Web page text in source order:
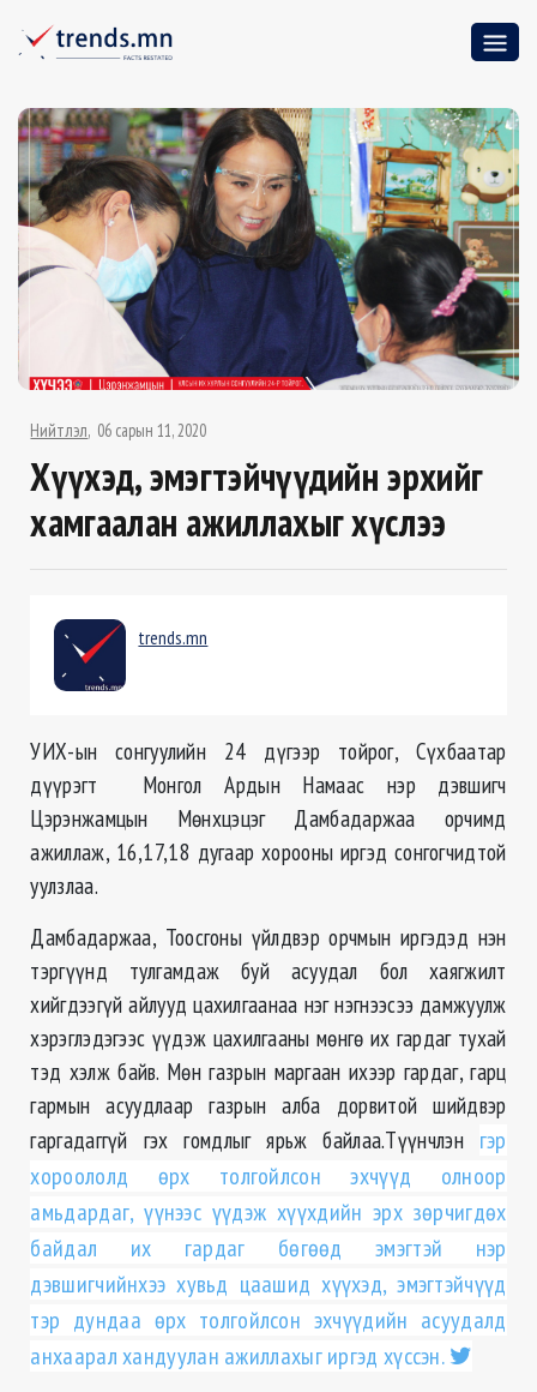
Нийтлэл 06 сарын 11, 2020
Хүүхэд, эмэгтэйчүүдийн эрхийг
хамгаалан ажиллахыг хүслээ
trends.mn
УИХ-ын сонгуулийн 24 дүгээр тойрог, Сүхбаатар
дүүрэгт Монгол Ардын Намаас нэр дэвшигч
Цэрэнжамцын Мөнхцэцэг Дамбадаржаа орчимд
ажиллаж, 16,17,18 дугаар хорооны иргэд сонгогчидтой
уулзлаа.
Дамбадаржаа, Тоосгоны үйлдвэр орчмын иргэдэд нэн
тэргүүнд тулгамдаж буй асуудал бол хаягжилт
хийгдээгүй айлууд цахилгаанаа нэг нэгнээсээ дамжуулж
хэрэглэдэгээс үүдэж цахилгааны мөнгө их гардаг тухай
тэд хэлж байв. Мөн газрын маргаан ихээр гардаг, гарц
гармын асуудлаар газрын алба дорвитой шийдвэр
гаргадаггүй гэх гомдлыг ярьж байлаа.Түүнчлэн гэр
хороололд өрх толгойлсон эхчүүд олноор
амьдардаг, үүнээс үүдэж хүүхдийн эрх зөрчигдөх
байдал их гардаг бөгөөд эмэгтэй нэр
дэвшигчийнхээ хувьд цаашид хүүхэд, эмэгтэйчүүд
тэр дундаа өрх толгойлсон эхчүүдийн асуудалд
анхаарал хандуулан ажиллахыг иргэд хүссэн.